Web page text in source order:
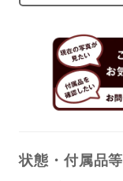
状態・付属品等